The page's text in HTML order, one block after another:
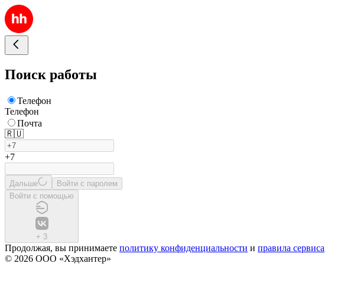
Поиск работы
Телефон
Телефон
Почта
🇷🇺
+7
Дальше
Войти с паролем
Войти с помощью
+ 3
Продолжая, вы принимаете политику конфиденциальности и правила сервиса
© 2026 ООО «Хэдхантер»